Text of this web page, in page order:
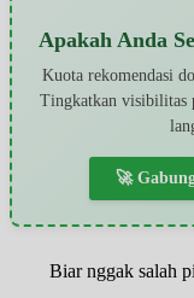
Apakah Anda
Kuota rekomendasi
Tingkatkan visibilitas
🚀
Biar nggak salah